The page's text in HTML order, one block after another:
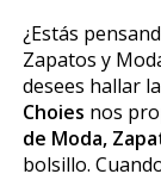
¿Estás
Zapatos y
desees hallar
Choies nos
de Moda,
bolsillo.